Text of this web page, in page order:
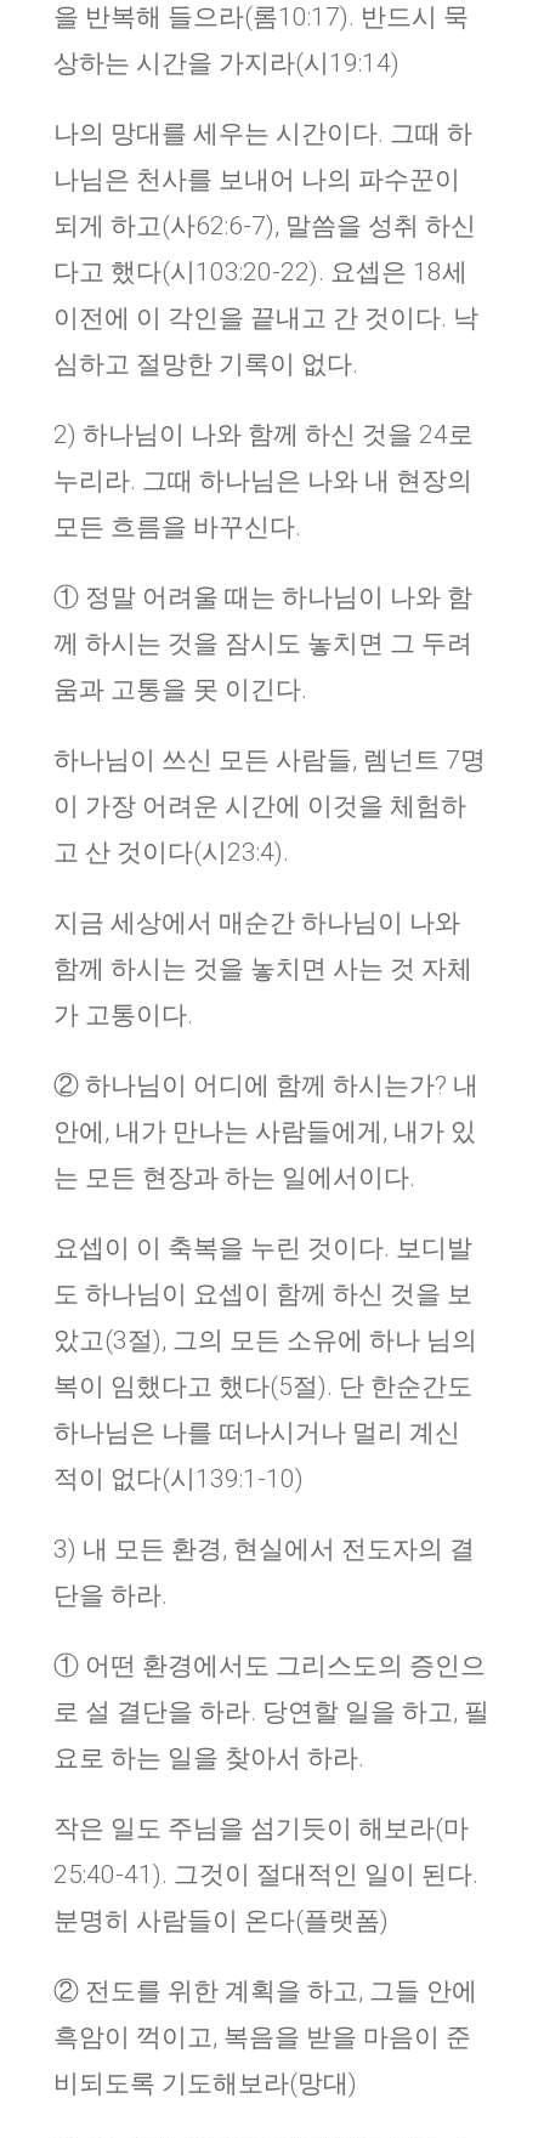
을 반복해 들으라(롬10:17). 반드시 묵
상하는 시간을 가지라(시19:14)
나의 망대를 세우는 시간이다. 그때 하
나님은 천사를 보내어 나의 파수꾼이
되게 하고(사62:6-7), 말씀을 성취 하신
다고 했다(시103:20-22). 요셉은 18세
이전에 이 각인을 끝내고 간 것이다. 낙
심하고 절망한 기록이 없다.
2) 하나님이 나와 함께 하신 것을 24로
누리라. 그때 하나님은 나와 내 현장의
모든 흐름을 바꾸신다.
① 정말 어려울 때는 하나님이 나와 함
께 하시는 것을 잠시도 놓치면 그 두려
움과 고통을 못 이긴다.
하나님이 쓰신 모든 사람들, 렘넌트 7명
이 가장 어려운 시간에 이것을 체험하
고 산 것이다(시23:4).
지금 세상에서 매순간 하나님이 나와
함께 하시는 것을 놓치면 사는 것 자체
가 고통이다.
② 하나님이 어디에 함께 하시는가? 내
안에, 내가 만나는 사람들에게, 내가 있
는 모든 현장과 하는 일에서이다.
요셉이 이 축복을 누린 것이다. 보디발
도 하나님이 요셉이 함께 하신 것을 보
았고(3절), 그의 모든 소유에 하나 님의
복이 임했다고 했다(5절). 단 한순간도
하나님은 나를 떠나시거나 멀리 계신
적이 없다(시139:1-10)
3) 내 모든 환경, 현실에서 전도자의 결
단을 하라.
① 어떤 환경에서도 그리스도의 증인으
로 설 결단을 하라. 당연할 일을 하고, 필
요로 하는 일을 찾아서 하라.
작은 일도 주님을 섬기듯이 해보라(마
25:40-41). 그것이 절대적인 일이 된다.
분명히 사람들이 온다(플랫폼)
② 전도를 위한 계획을 하고, 그들 안에
흑암이 꺽이고, 복음을 받을 마음이 준
비되도록 기도해보라(망대)